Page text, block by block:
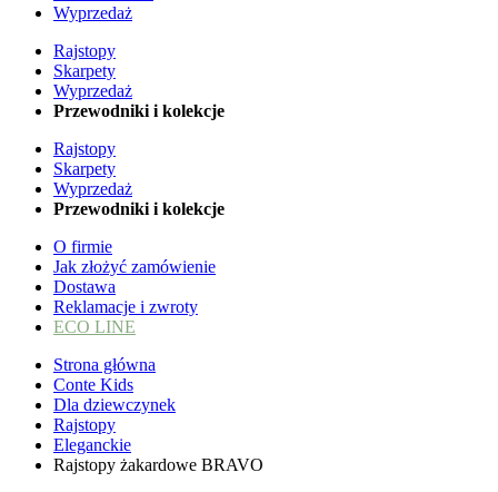
Wyprzedaż
Rajstopy
Skarpety
Wyprzedaż
Przewodniki i kolekcje
Rajstopy
Skarpety
Wyprzedaż
Przewodniki i kolekcje
O firmie
Jak złożyć zamówienie
Dostawa
Reklamacje i zwroty
ECO LINE
Strona główna
Conte Kids
Dla dziewczynek
Rajstopy
Eleganckie
Rajstopy żakardowe BRAVO